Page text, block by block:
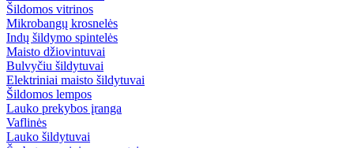
Šildomos vitrinos
Mikrobangų krosnelės
Indų šildymo spintelės
Maisto džiovintuvai
Bulvyčiu šildytuvai
Elektriniai maisto šildytuvai
Šildomos lempos
Lauko prekybos įranga
Vaflinės
Lauko šildytuvai